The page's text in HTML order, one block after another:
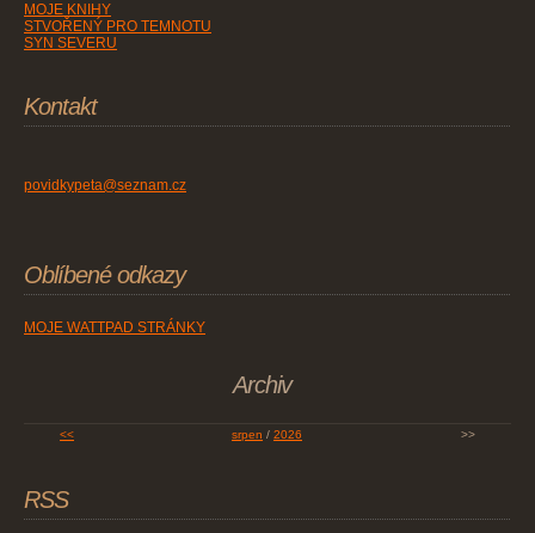
MOJE KNIHY
STVOŘENÝ PRO TEMNOTU
SYN SEVERU
Kontakt
povidkypeta@seznam.cz
Oblíbené odkazy
MOJE WATTPAD STRÁNKY
Archiv
<< srpen / 2026 >>
RSS